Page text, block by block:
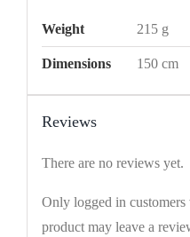
Weight 215 g
Dimensions 150 cm
Reviews
There are no reviews yet.
Only logged in customers
product may leave a